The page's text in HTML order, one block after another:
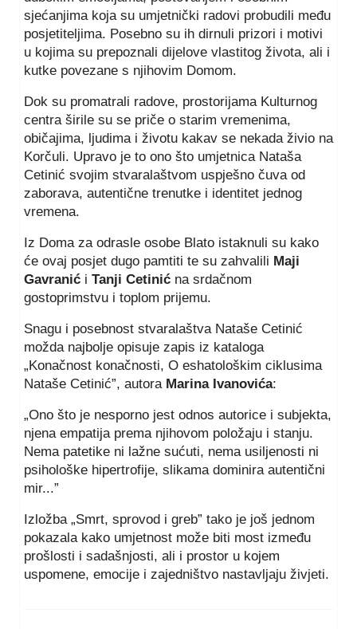
sjećanjima koja su umjetnički radovi probudili među
posjetiteljima. Posebno su ih dirnuli prizori i motivi
u kojima su prepoznali dijelove vlastitog života, ali i
kutke povezane s njihovim Domom.
Dok su promatrali radove, prostorijama Kulturnog
centra širile su se priče o starim vremenima,
običajima, ljudima i životu kakav se nekada živio na
Korčuli. Upravo je to ono što umjetnica Nataša
Cetinić svojim stvaralaštvom uspješno čuva od
zaborava, autentične trenutke i identitet jednog
vremena.
Iz Doma za odrasle osobe Blato istaknuli su kako
će ovaj posjet dugo pamtiti te su zahvalili Maji
Gavranić i Tanji Cetinić na srdačnom
gostoprimstvu i toplom prijemu.
Snagu i posebnost stvaralaštva Nataše Cetinić
možda najbolje opisuje zapis iz kataloga
„Konačnost konačnosti, O eshatološkim ciklusima
Nataše Cetinić”, autora Marina Ivanovića:
„Ono što je nesporno jest odnos autorice i subjekta,
njena empatija prema njihovom položaju i stanju.
Nema patetike ni lažne sućuti, nema usiljenosti ni
psihološke hipertrofije, slikama dominira autentični
mir...”
Izložba „Smrt, sprovod i greb” tako je još jednom
pokazala kako umjetnost može biti most između
prošlosti i sadašnjosti, ali i prostor u kojem
uspomene, emocije i zajedništvo nastavljaju živjeti.